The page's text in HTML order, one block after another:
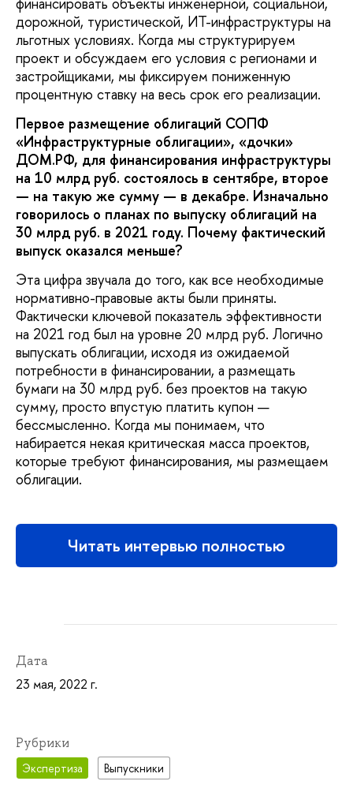
дорожной, туристической, ИТ-инфраструктуры на
льготных условиях. Когда мы структурируем
проект и обсуждаем его условия с регионами и
застройщиками, мы фиксируем пониженную
процентную ставку на весь срок его реализации.
Первое размещение облигаций СОПФ
«Инфраструктурные облигации», «дочки»
ДОМ.РФ, для финансирования инфраструктуры
на 10 млрд руб. состоялось в сентябре, второе
— на такую же сумму — в декабре. Изначально
говорилось о планах по выпуску облигаций на
30 млрд руб. в 2021 году. Почему фактический
выпуск оказался меньше?
Эта цифра звучала до того, как все необходимые
нормативно-правовые акты были приняты.
Фактически ключевой показатель эффективности
на 2021 год был на уровне 20 млрд руб. Логично
выпускать облигации, исходя из ожидаемой
потребности в финансировании, а размещать
бумаги на 30 млрд руб. без проектов на такую
сумму, просто впустую платить купон —
бессмысленно. Когда мы понимаем, что
набирается некая критическая масса проектов,
которые требуют финансирования, мы размещаем
облигации.
Читать интервью полностью
Дата
23 мая, 2022 г.
Рубрики
Экспертиза Выпускники